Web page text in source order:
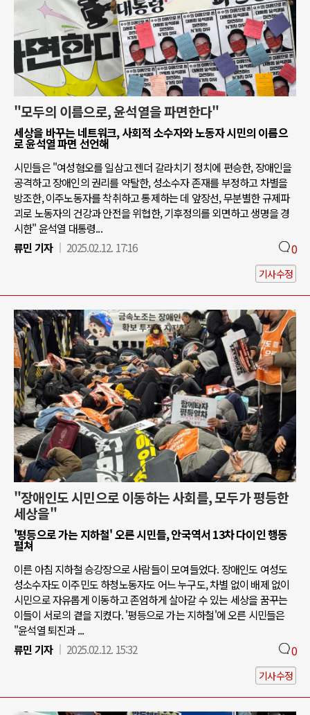
"모두의 이름으로, 윤석열을 파면한다"
세상을 바꾸는 네트워크, 사회적 소수자와 노동자 시민의 이름으
로 윤석열 파면 선언해
시민들은 "여성혐오를 일삼고 젠더 갈라치기 정치에 편승한, 장애인을
공격하고 장애인의 권리를 약탈한, 성소수자 존재를 부정하고 차별을
방조한, 이주노동자를 착취하고 통제하는 데 앞장선, 무분별한 규제파
괴로 노동자의 건강과 안전을 위협한, 기후정의를 외면하고 생명을 경
시한" 윤석열 대통령...
류민 기자
2025.02.12. 17:16 0
기사수정
"장애인도 시민으로 이동하는 사회를, 모두가 평등한
세상을"
'평등으로 가는 지하철' 오른 시민들, 안국역서 13차 다이인 행동
펼쳐
이른 아침 지하철 승강장으로 사람들이 모여들었다. 장애인도 여성도
성소수자도 이주민도 하청노동자도 어느 누구도, 차별 없이 배제 없이
시민으로 자유롭게 이동하고 존엄하게 살아갈 수 있는 세상을 꿈꾸는
이들이 서로의 곁을 지켰다. '평등으로 가는 지하철'에 오른 시민들은
"윤석열 퇴진과 ...
류민 기자
2025.02.12. 15:32 0
기사수정